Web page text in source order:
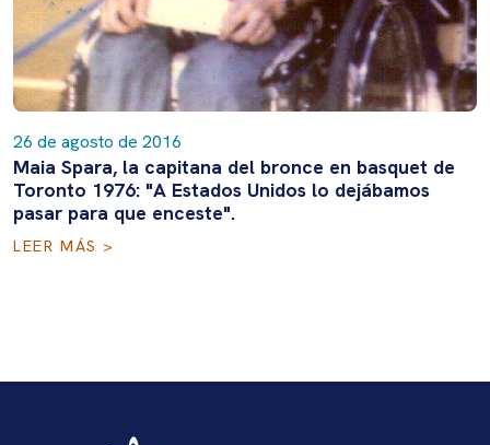
26 de agosto de 2016
Maia Spara, la capitana del bronce en basquet de
Toronto 1976: "A Estados Unidos lo dejábamos
pasar para que enceste".
LEER MÁS >